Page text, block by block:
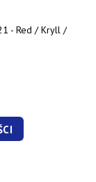
- Red / Kryll /